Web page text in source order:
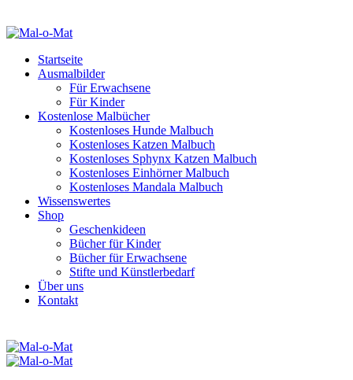
Startseite
Ausmalbilder
Für Erwachsene
Für Kinder
Kostenlose Malbücher
Kostenloses Hunde Malbuch
Kostenloses Katzen Malbuch
Kostenloses Sphynx Katzen Malbuch
Kostenloses Einhörner Malbuch
Kostenloses Mandala Malbuch
Wissenswertes
Shop
Geschenkideen
Bücher für Kinder
Bücher für Erwachsene
Stifte und Künstlerbedarf
Über uns
Kontakt